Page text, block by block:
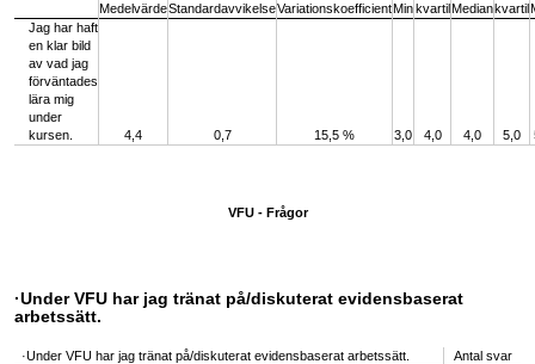
MedelvärdeStandardavvikelseVariationskoefficientMinkvartilMediankvartil
Jag har haft
en klar bild
av vad jag
förväntades
lära mig
under
kursen.
4,4 0,7 15,5 % 3,0 4,0 4,0 5,0
VFU - Frågor
·Under VFU har jag tränat på/diskuterat evidensbaserat
arbetssätt.
·Under VFU har jag tränat på/diskuterat evidensbaserat arbetssätt.
Antal svar